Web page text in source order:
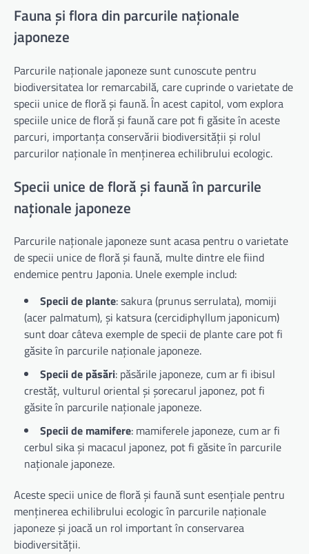
Fauna și flora din parcurile naționale
japoneze
Parcurile naționale japoneze sunt cunoscute pentru
biodiversitatea lor remarcabilă, care cuprinde o varietate de
specii unice de floră și faună. În acest capitol, vom explora
speciile unice de floră și faună care pot fi găsite în aceste
parcuri, importanța conservării biodiversității și rolul
parcurilor naționale în menținerea echilibrului ecologic.
Specii unice de floră și faună în parcurile
naționale japoneze
Parcurile naționale japoneze sunt acasa pentru o varietate
de specii unice de floră și faună, multe dintre ele fiind
endemice pentru Japonia. Unele exemple includ:
Specii de plante: sakura (prunus serrulata), momiji
(acer palmatum), și katsura (cercidiphyllum japonicum)
sunt doar câteva exemple de specii de plante care pot fi
găsite în parcurile naționale japoneze.
Specii de păsări: păsările japoneze, cum ar fi ibisul
crestăț, vulturul oriental și șorecarul japonez, pot fi
găsite în parcurile naționale japoneze.
Specii de mamifere: mamiferele japoneze, cum ar fi
cerbul sika și macacul japonez, pot fi găsite în parcurile
naționale japoneze.
Aceste specii unice de floră și faună sunt esențiale pentru
menținerea echilibrului ecologic în parcurile naționale
japoneze și joacă un rol important în conservarea
biodiversității.